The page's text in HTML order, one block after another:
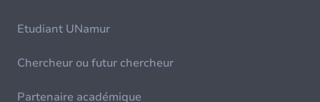
Etudiant UNamur
Chercheur ou futur chercheur
Partenaire académique